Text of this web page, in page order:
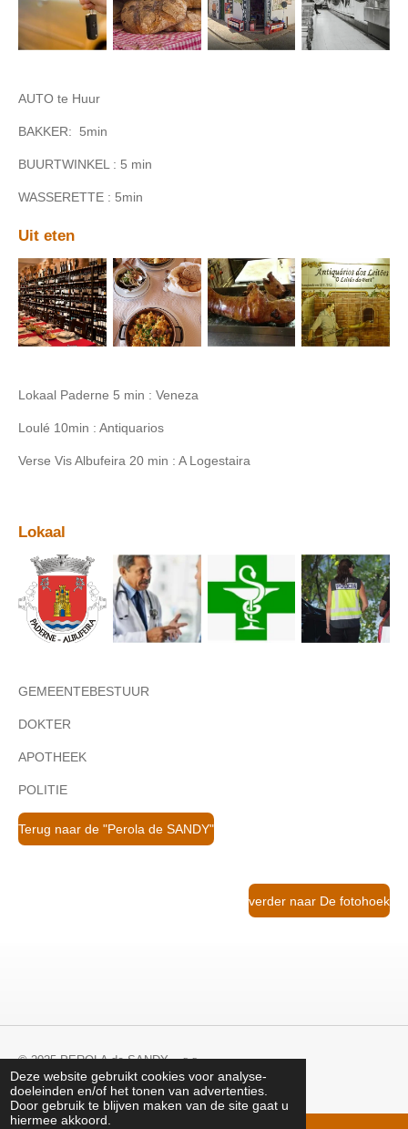
Deze website gebruikt cookies voor analyse-
doeleinden en/of het tonen van advertenties.
Door gebruik te blijven maken van de site gaat u
hiermee akkoord.
AUTO te Huur
BAKKER: 5min
BUURTWINKEL : 5 min
WASSERETTE : 5min
Uit eten
Lokaal Paderne 5 min : Veneza
Loulé 10min : Antiquarios
Verse Vis Albufeira 20 min : A Logestaira
Lokaal
GEMEENTEBESTUUR
DOKTER
APOTHEEK
POLITIE
Terug naar de "Perola de SANDY"
verder naar De fotohoek
© 2025 PEROLA de SANDY -DrD-